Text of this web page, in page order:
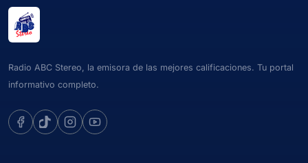
Radio ABC Stereo, la emisora de las mejores calificaciones. Tu portal
informativo completo.